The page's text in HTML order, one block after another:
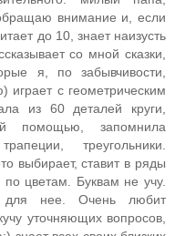
внимание и, если
до 10, знает наизусть
со мной сказки,
я, по забывчивости,
играет с геометрическим
из 60 деталей круги,
помощью, запомнила
треугольники.
выбирает, ставит в ряды
цветам. Буквам не учу.
для нее. Очень любит
уточняющих вопросов,